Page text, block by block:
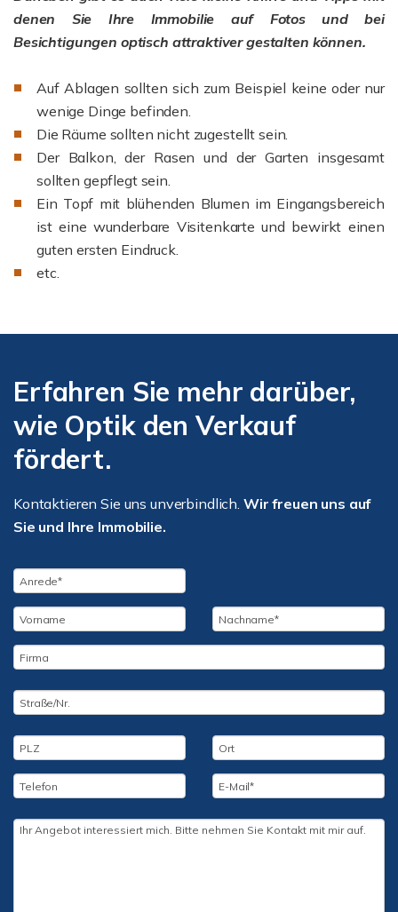
denen Sie Ihre Immobilie auf Fotos und bei
Besichtigungen optisch attraktiver gestalten können.
Auf Ablagen sollten sich zum Beispiel keine oder nur
wenige Dinge befinden.
Die Räume sollten nicht zugestellt sein.
Der Balkon, der Rasen und der Garten insgesamt
sollten gepflegt sein.
Ein Topf mit blühenden Blumen im Eingangsbereich
ist eine wunderbare Visitenkarte und bewirkt einen
guten ersten Eindruck.
etc.
Erfahren Sie mehr darüber,
wie Optik den Verkauf
fördert.
Kontaktieren Sie uns unverbindlich. Wir freuen uns auf
Sie und Ihre Immobilie.